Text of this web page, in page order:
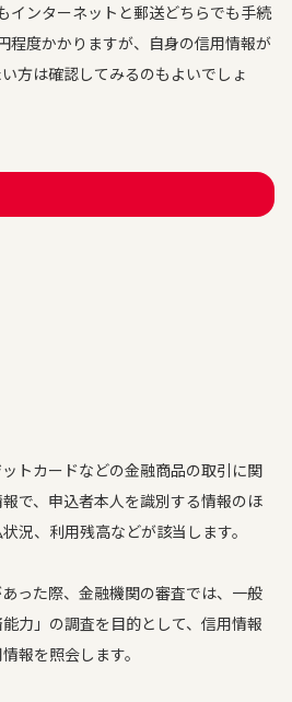
インターネットと郵送どちらでも手続
程度かかりますが、自身の信用情報が
方は確認してみるのもよいでしょ
トカードなどの金融商品の取引に関
で、申込者本人を識別する情報のほ
況、利用残高などが該当します。
った際、金融機関の審査では、一般
力」の調査を目的として、信用情報
報を照会します。